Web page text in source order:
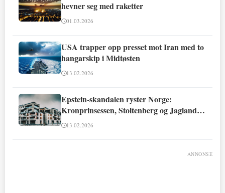
hevner seg med raketter
01.03.2026
USA trapper opp presset mot Iran med to
hangarskip i Midtøsten
13.02.2026
Epstein-skandalen ryster Norge:
Kronprinsessen, Stoltenberg og Jagland
involvert
13.02.2026
ANNONSE